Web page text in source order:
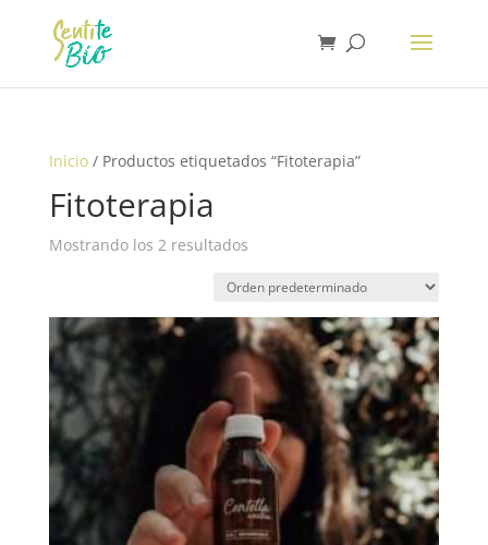
Inicio/ Productos etiquetados “Fitoterapia”
Fitoterapia
Mostrando los 2 resultados